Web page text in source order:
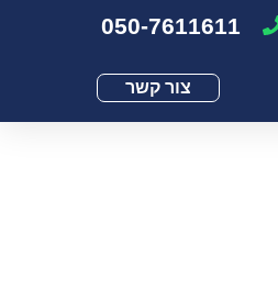
050-7611611
צור קשר